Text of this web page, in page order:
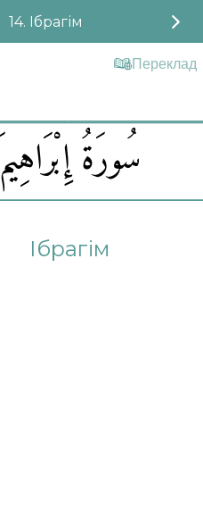
14. Ібрагім
Переклад
سُورَةُ إِبْرَاهِيمَ
Ібрагім